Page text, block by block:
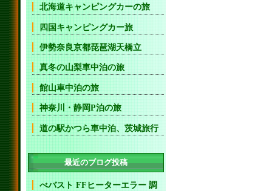
北海道キャンピングカーの旅
四国キャンピングカー旅
伊勢奈良京都琵琶湖天橋立
真冬の山梨車中泊の旅
館山車中泊の旅
神奈川・静岡P泊の旅
道の駅かつら車中泊、茨城旅行
最近のブログ投稿
べバスト FFヒーターエラー 調